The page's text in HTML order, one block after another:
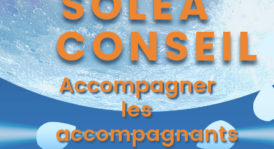
CONSEIL
Accompagner
les
accompagnants